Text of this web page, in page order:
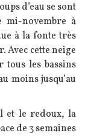
d’eau se sont
mi-novembre à
à la fonte très
Avec cette neige
les bassins
moins jusqu’au
et le redoux, la
de 3 semaines